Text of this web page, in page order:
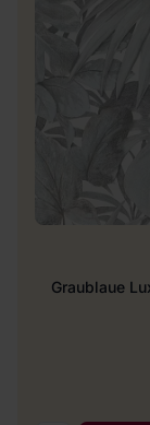
Graublaue